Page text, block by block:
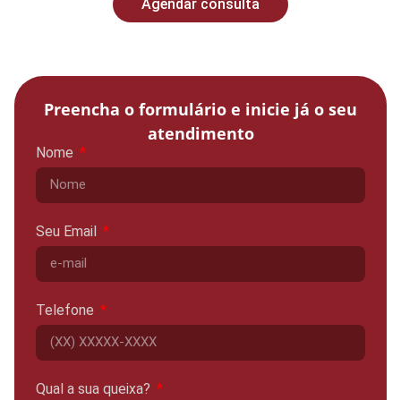
Agendar consulta
Preencha o formulário e inicie já o seu
atendimento
Nome
Seu Email
Telefone
Qual a sua queixa?